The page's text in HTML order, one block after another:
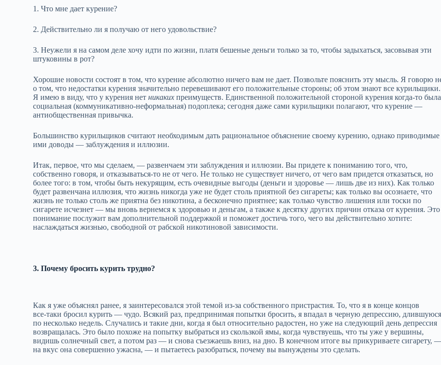
1. Что мне дает курение?
2. Действительно ли я получаю от него удовольствие?
3. Неужели я на самом деле хочу идти по жизни, платя бешеные деньги только за то, чтобы задыхаться, засовывая эти
штуковины в рот?
Хорошие новости состоят в том, что курение абсолютно ничего вам не дает. Позвольте пояснить эту мысль. Я говорю
о том, что недостатки курения значительно перевешивают его положительные стороны; об этом знают все курильщики.
Я имею в виду, что у курения нетникаких преимуществ. Единственной положительной стороной курения когда‑то была
социальная (коммуникативно‑неформальная) подоплека; сегодня даже сами курильщики полагают, что курение —
антиобщественная привычка.
Большинство курильщиков считают необходимым дать рациональное объяснение своему курению, однако приводимые
ими доводы — заблуждения и иллюзии.
Итак, первое, что мы сделаем, — развенчаем эти заблуждения и иллюзии. Вы придете к пониманию того, что,
собственно говоря, и отказываться‑то не от чего. Не только не существует ничего, от чего вам придется отказаться, но
более того: в том, чтобы быть некурящим, есть очевидные выгоды (деньги и здоровье — лишь две из них). Как только
будет развенчана иллюзия, что жизнь никогда уже не будет столь приятной без сигареты; как только вы осознаете, что
жизнь не только столь же приятна без никотина, а бесконечно приятнее; как только чувство лишения или тоски по
сигарете исчезнет — мы вновь вернемся к здоровью и деньгам, а также к десятку других причин отказа от курения. Это
понимание послужит вам дополнительной поддержкой и поможет достичь того, чего вы действительно хотите:
наслаждаться жизнью, свободной от рабской никотиновой зависимости.
3. Почему бросить курить трудно?
Как я уже объяснял ранее, я заинтересовался этой темой из‑за собственного пристрастия. То, что я в конце концов
все‑таки бросил курить — чудо. Всякий раз, предпринимая попытки бросить, я впадал в черную депрессию,
по несколько недель. Случались и такие дни, когда я был относительно радостен, но уже на следующий день депрессия
возвращалась. Это было похоже на попытку выбраться из скользкой ямы, когда чувствуешь, что ты уже у вершины,
видишь солнечный свет, а потом раз — и снова съезжаешь вниз, на дно. В конечном итоге вы прикуриваете сигарету,
на вкус она совершенно ужасна, — и пытаетесь разобраться, почему вы вынуждены это сделать.